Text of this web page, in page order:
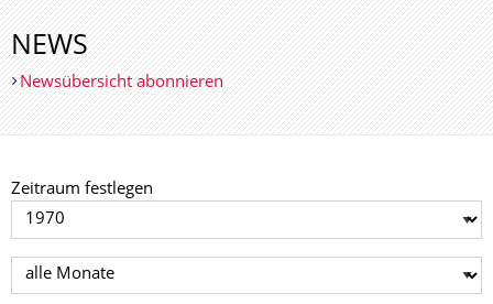
NEWS
Newsübersicht abonnieren
Zeitraum festlegen
Jahr auswählen
Monat auswählen